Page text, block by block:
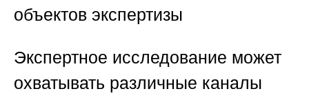
объектов экспертизы
Экспертное исследование может
охватывать различные каналы